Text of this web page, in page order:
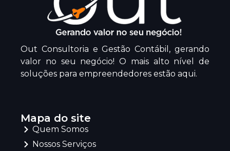
Out Consultoria e Gestão Contábil, gerando
valor no seu negócio! O mais alto nível de
soluções para empreendedores estão aqui.
Mapa do site
Quem Somos
Nossos Serviços